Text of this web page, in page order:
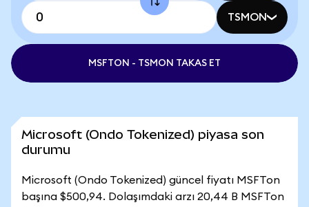
TSMON
MSFTON - TSMON TAKAS ET
Microsoft (Ondo Tokenized) piyasa son
durumu
Microsoft (Ondo Tokenized) güncel fiyatı MSFTon
başına $500,94. Dolaşımdaki arzı 20,44 B MSFTon